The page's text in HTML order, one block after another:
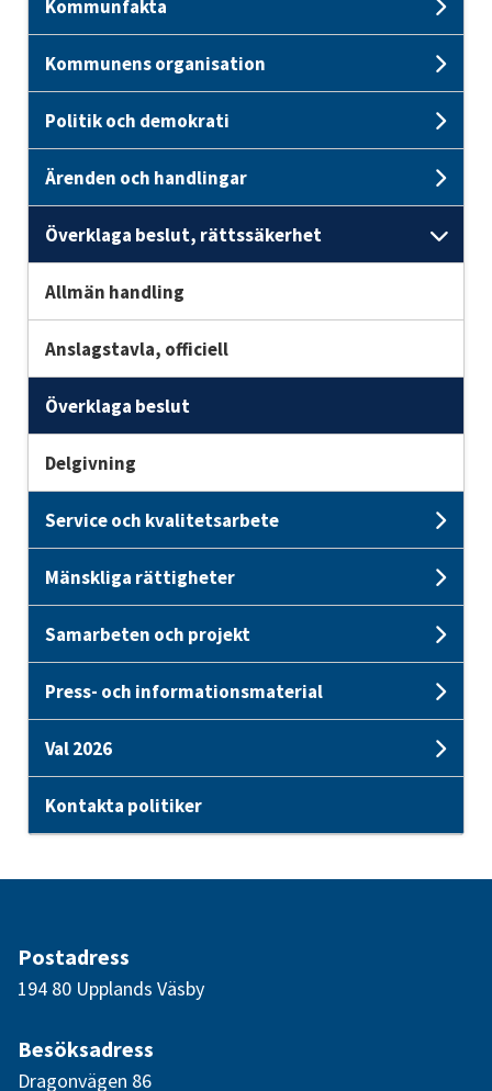
Kommunfakta
Kommunens organisation
Politik och demokrati
Ärenden och handlingar
Överklaga beslut, rättssäkerhet
Allmän handling
Anslagstavla, officiell
Överklaga beslut
Delgivning
Service och kvalitetsarbete
Mänskliga rättigheter
Samarbeten och projekt
Press- och informationsmaterial
Val 2026
Kontakta politiker
Postadress
194 80 Upplands Väsby
Besöksadress
Dragonvägen 86